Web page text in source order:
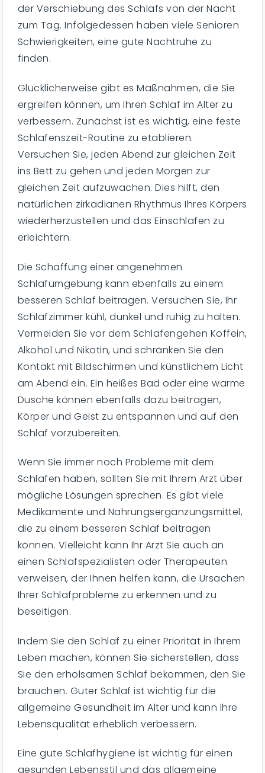
der Verschiebung des Schlafs von der Nacht
zum Tag. Infolgedessen haben viele Senioren
Schwierigkeiten, eine gute Nachtruhe zu
finden.
Glücklicherweise gibt es Maßnahmen, die Sie
ergreifen können, um Ihren Schlaf im Alter zu
verbessern. Zunächst ist es wichtig, eine feste
Schlafenszeit-Routine zu etablieren.
Versuchen Sie, jeden Abend zur gleichen Zeit
ins Bett zu gehen und jeden Morgen zur
gleichen Zeit aufzuwachen. Dies hilft, den
natürlichen zirkadianen Rhythmus Ihres Körpers
wiederherzustellen und das Einschlafen zu
erleichtern.
Die Schaffung einer angenehmen
Schlafumgebung kann ebenfalls zu einem
besseren Schlaf beitragen. Versuchen Sie, Ihr
Schlafzimmer kühl, dunkel und ruhig zu halten.
Vermeiden Sie vor dem Schlafengehen Koffein,
Alkohol und Nikotin, und schränken Sie den
Kontakt mit Bildschirmen und künstlichem Licht
am Abend ein. Ein heißes Bad oder eine warme
Dusche können ebenfalls dazu beitragen,
Körper und Geist zu entspannen und auf den
Schlaf vorzubereiten.
Wenn Sie immer noch Probleme mit dem
Schlafen haben, sollten Sie mit Ihrem Arzt über
mögliche Lösungen sprechen. Es gibt viele
Medikamente und Nahrungsergänzungsmittel,
die zu einem besseren Schlaf beitragen
können. Vielleicht kann Ihr Arzt Sie auch an
einen Schlafspezialisten oder Therapeuten
verweisen, der Ihnen helfen kann, die Ursachen
Ihrer Schlafprobleme zu erkennen und zu
beseitigen.
Indem Sie den Schlaf zu einer Priorität in Ihrem
Leben machen, können Sie sicherstellen, dass
Sie den erholsamen Schlaf bekommen, den Sie
brauchen. Guter Schlaf ist wichtig für die
allgemeine Gesundheit im Alter und kann Ihre
Lebensqualität erheblich verbessern.
Eine gute Schlafhygiene ist wichtig für einen
gesunden Lebensstil und das allgemeine